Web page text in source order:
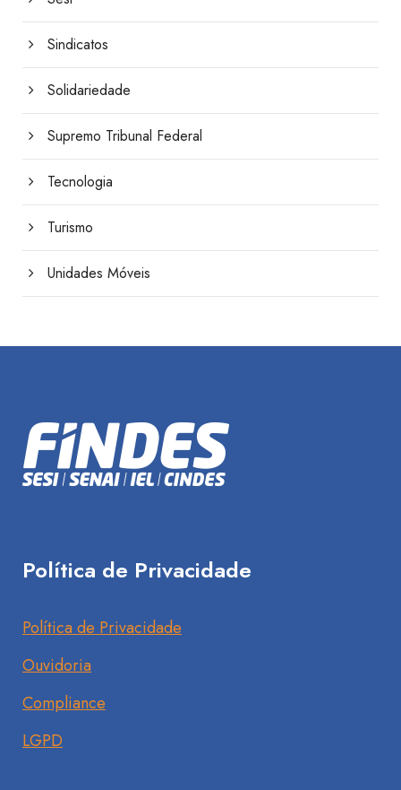
Sindicatos
Solidariedade
Supremo Tribunal Federal
Tecnologia
Turismo
Unidades Móveis
Política de Privacidade
Política de Privacidade
Ouvidoria
Compliance
LGPD